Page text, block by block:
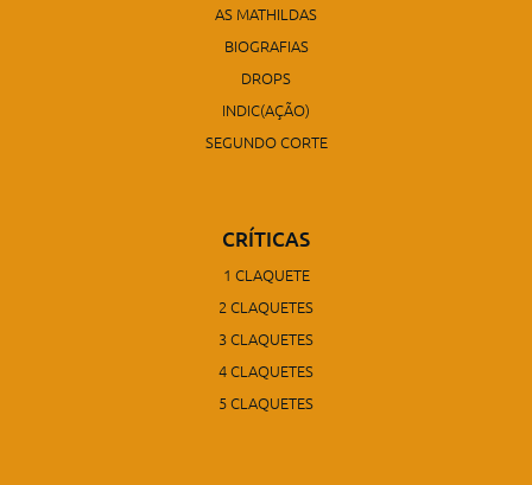
AS MATHILDAS
BIOGRAFIAS
DROPS
INDIC(AÇÃO)
SEGUNDO CORTE
CRÍTICAS
1 CLAQUETE
2 CLAQUETES
3 CLAQUETES
4 CLAQUETES
5 CLAQUETES